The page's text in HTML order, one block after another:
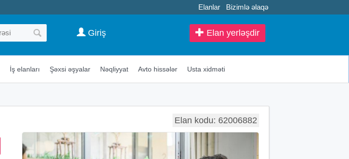
Elanlar Bizimlə əlaqə
Elan yerləşdir
Giriş
İş elanları Şəxsi əşyalar Nəqliyyat Avto hissələr Usta xidməti
Elan kodu: 62006882